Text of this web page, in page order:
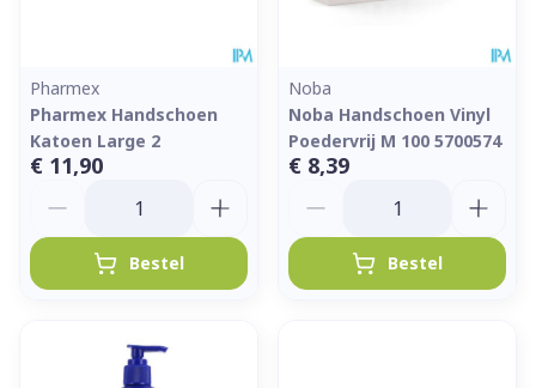
Pharmex
Pharmex Handschoen
Katoen Large 2
€ 11,90
Bestel
Noba
Noba Handschoen Vinyl
Poedervrij M 100 5700574
€ 8,39
Bestel